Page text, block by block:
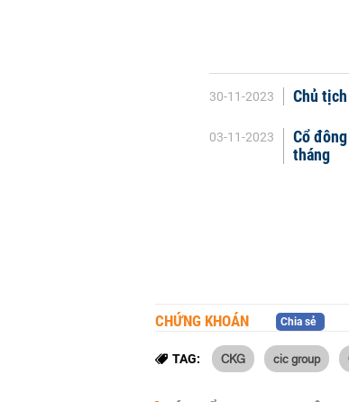
30-11-2023 Chủ
03-11-2023
Cổ
tháng
CHỨNG KHOÁN Chia sẻ
TAG: CKG cic group